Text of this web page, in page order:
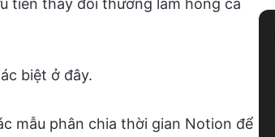
tiên thay đổi thường làm hỏng cả
biệt ở đây.
mẫu phân chia thời gian Notion để